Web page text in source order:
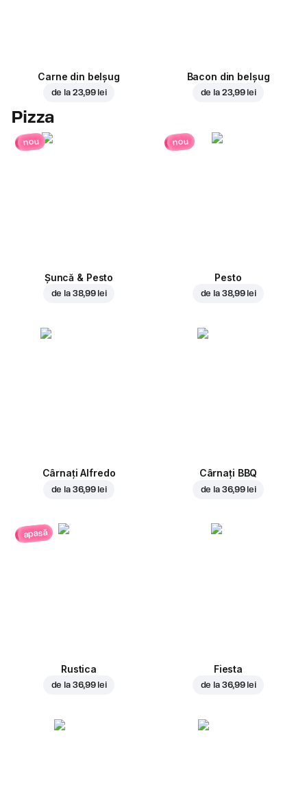
Carne din belșug
de la 23,99 lei
Bacon din belșug
de la 23,99 lei
Pizza
nou
Șuncă & Pesto
de la 38,99 lei
nou
Pesto
de la 38,99 lei
Cârnați Alfredo
de la 36,99 lei
Cârnați BBQ
de la 36,99 lei
apasă
Rustica
de la 36,99 lei
Fiesta
de la 36,99 lei